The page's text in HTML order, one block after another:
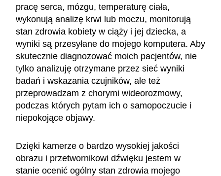
pracę serca, mózgu, temperaturę ciała,
wykonują analizę krwi lub moczu, monitorują
stan zdrowia kobiety w ciąży i jej dziecka, a
wyniki są przesyłane do mojego komputera. Aby
skutecznie diagnozować moich pacjentów, nie
tylko analizuję otrzymane przez sieć wyniki
badań i wskazania czujników, ale też
przeprowadzam z chorymi wideorozmowy,
podczas których pytam ich o samopoczucie i
niepokojące objawy.
Dzięki kamerze o bardzo wysokiej jakości
obrazu i przetwornikowi dźwięku jestem w
stanie ocenić ogólny stan zdrowia mojego